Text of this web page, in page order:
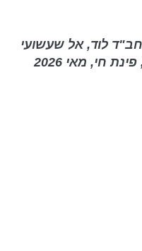
חב"ד לוד, אל שעשועי
חי, מאי 2026